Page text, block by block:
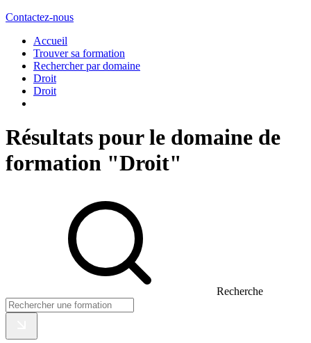
Contactez-nous
Accueil
Trouver sa formation
Rechercher par domaine
Droit
Droit
Résultats pour le domaine de
formation "Droit"
Recherche